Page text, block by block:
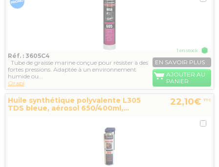
Réf. : 3605C4
Tube de graisse marine conçue pour résister à des
fortes pressions. Adaptée à un environnement
humide ou...
Orapi
1 en stock
EN SAVOIR PLUS
AJOUTER AU
PANIER
Huile synthétique polyvalente L305
TDS bleue, aérosol 650/400ml,...
22,10€ TTC